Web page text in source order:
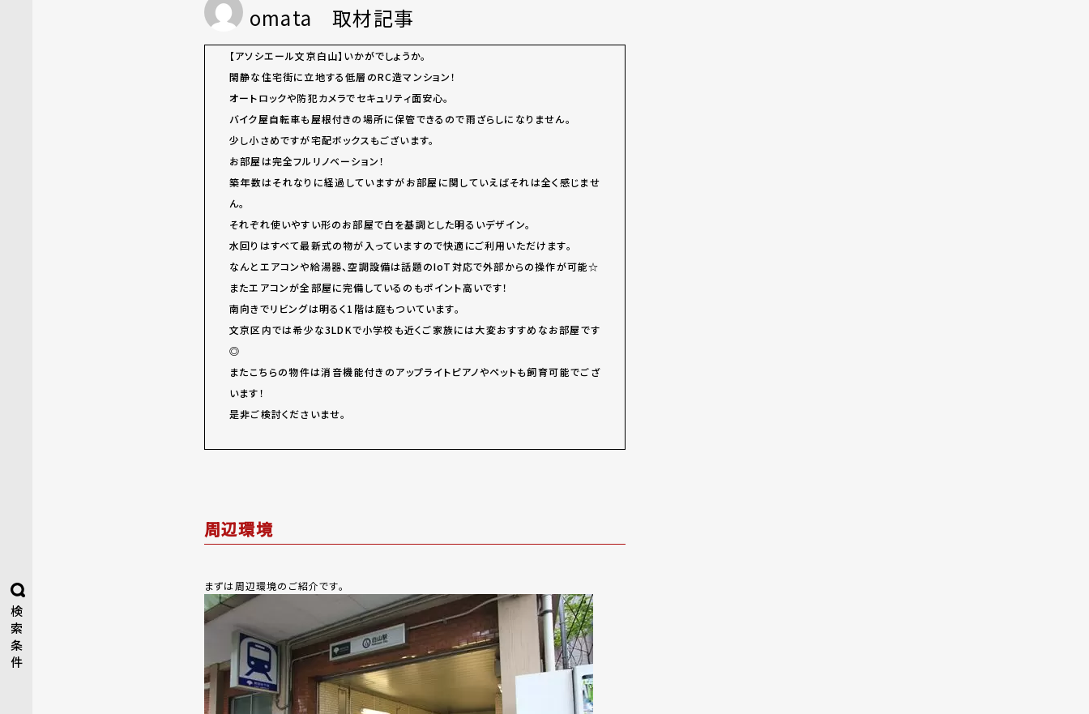
検
索
条
件
omata 取材記事
【アソシエール文京白山】いかがでしょうか。
閑静な住宅街に立地する低層のRC造マンション！
オートロックや防犯カメラでセキュリティ面安心。
バイク屋自転車も屋根付きの場所に保管できるので雨ざらしになりません。
少し小さめですが宅配ボックスもございます。
お部屋は完全フルリノベーション！
築年数はそれなりに経過していますがお部屋に関していえばそれは全く感じませ
ん。
それぞれ使いやすい形のお部屋で白を基調とした明るいデザイン。
水回りはすべて最新式の物が入っていますので快適にご利用いただけます。
なんとエアコンや給湯器、空調設備は話題のIoT対応で外部からの操作が可能☆
またエアコンが全部屋に完備しているのもポイント高いです！
南向きでリビングは明るく1階は庭もついています。
文京区内では希少な3LDKで小学校も近くご家族には大変おすすめなお部屋です
◎
またこちらの物件は消音機能付きのアップライトピアノやペットも飼育可能でござ
います！
是非ご検討くださいませ。
周辺環境
まずは周辺環境のご紹介です。